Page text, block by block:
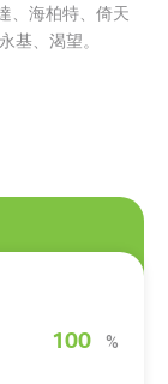
、海柏特、倚天
基、渴望。
100 %